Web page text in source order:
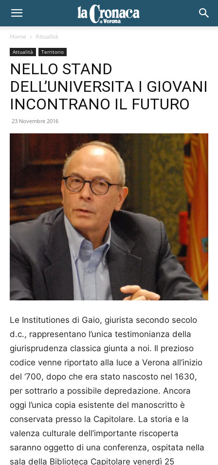
Home Attualità
Attualità Territorio
NELLO STAND
DELL’UNIVERSITA I GIOVANI
INCONTRANO IL FUTURO
23 Novembre 2016
Le Institutiones di Gaio, giurista secondo secolo
d.c., rappresentano l’unica testimonianza della
giurisprudenza classica giunta a noi. Il prezioso
codice venne riportato alla luce a Verona all’inizio
del ‘700, dopo che era stato nascosto nel 1630,
per sottrarlo a possibile depredazione. Ancora
oggi l’unica copia esistente del manoscritto è
conservata presso la Capitolare. La storia e la
valenza culturale dell’importante riscoperta
saranno oggetto di una conferenza, ospitata nella
sala della Biblioteca Capitolare venerdì 25